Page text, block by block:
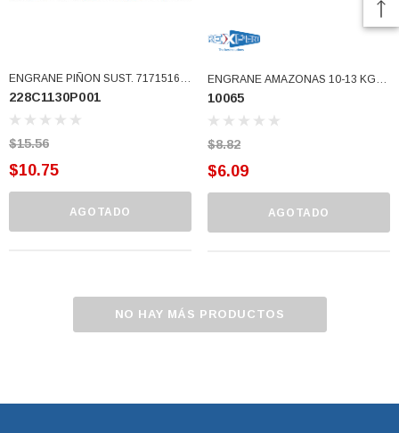
ENGRANE PIÑON SUST. 7171516
(228C1130P001)
228C1130P001
$15.56
$10.75
AGOTADO
ENGRANE AMAZONAS 10-13 KGS
(10065)
10065
$8.82
$6.09
AGOTADO
NO HAY MÁS PRODUCTOS